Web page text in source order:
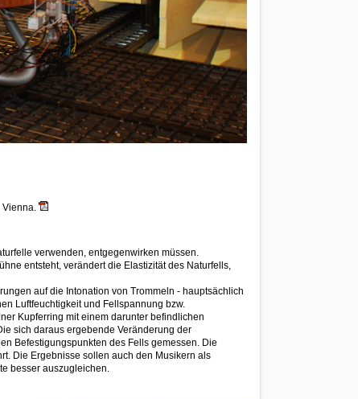
verwenden, entgegenwirken müssen.
entsteht, verändert die Elastizität des Naturfells,
auf die Intonation von Trommeln - hauptsächlich
Luftfeuchtigkeit und Fellspannung bzw.
Kupferring mit einem darunter befindlichen
sich daraus ergebende Veränderung der
Befestigungspunkten des Fells gemessen. Die
Die Ergebnisse sollen auch den Musikern als
besser auszugleichen.